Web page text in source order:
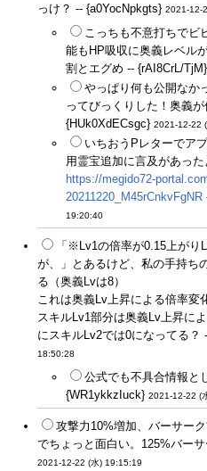
っけ？ -- {a0YocNpkgts} 2021-12-
こっちも不意打ちで
能もHP吸収に奥義レベル
割とエグめ -- {rAI8CrL/TjM}
やっぱり何も公開なか
ってびっくりした！奥義
{HUk0XdECsgc} 2021-12-22
いちおうPレターでア
用霊宝追加に言及があった
https://megido72-
20211220_M45rCnkvFgNR
19:20:40
「※Lv1の倍率が0.15上がり
が、」とあるけど、私の手持ち
る（奥義Lvは8）
これは奥義Lv上昇による倍率変
スキルLv1部分は奥義Lv上昇に
にスキルLv2では0になってる？
18:50:28
公式でも不具合情報と
{WR1ykkzIuck} 2021-12-22 (
攻撃力10%増加、バーサー
でちょっと面白い。125%バー
2021-12-22 (水) 19:15:19